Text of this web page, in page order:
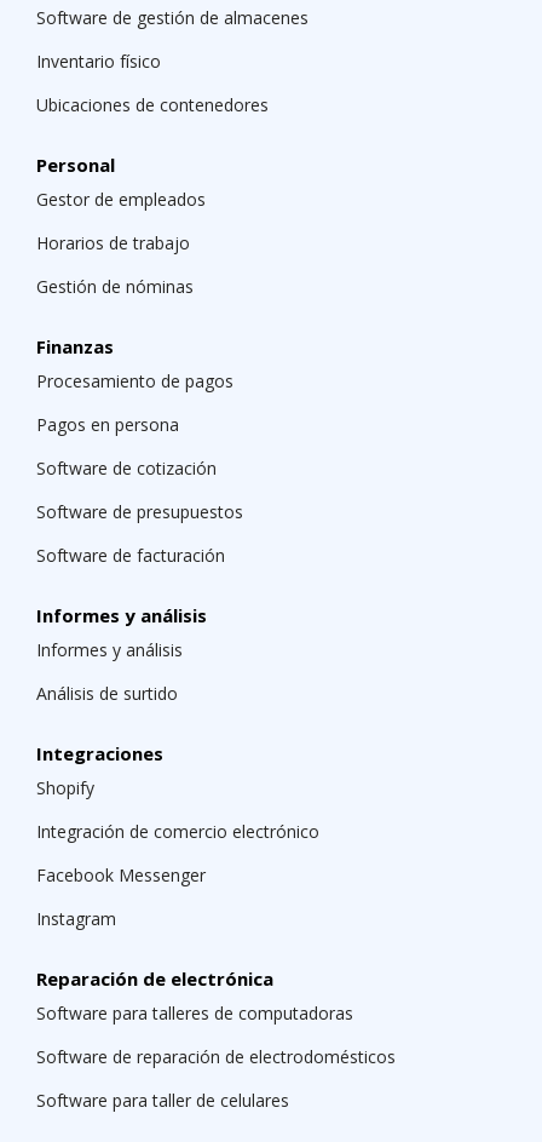
Software de gestión de almacenes
Inventario físico
Ubicaciones de contenedores
Personal
Gestor de empleados
Horarios de trabajo
Gestión de nóminas
Finanzas
Procesamiento de pagos
Pagos en persona
Software de cotización
Software de presupuestos
Software de facturación
Informes y análisis
Informes y análisis
Análisis de surtido
Integraciones
Shopify
Integración de comercio electrónico
Facebook Messenger
Instagram
Reparación de electrónica
Software para talleres de computadoras
Software de reparación de electrodomésticos
Software para taller de celulares